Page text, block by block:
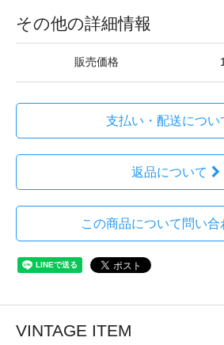
その他の詳細情報
販売価格
支払い・配送につい
返品について
この商品について問い合
VINTAGE ITEM